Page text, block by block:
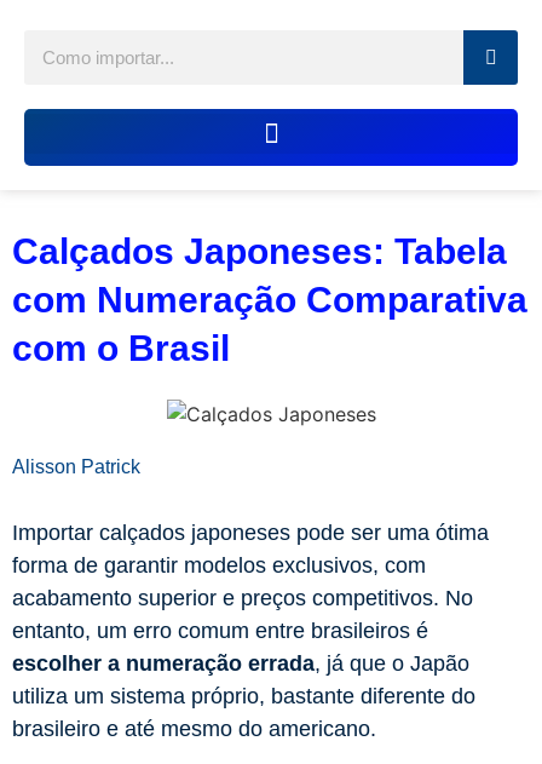
Calçados Japoneses: Tabela
com Numeração Comparativa
com o Brasil
Alisson Patrick
Importar calçados japoneses pode ser uma ótima
forma de garantir modelos exclusivos, com
acabamento superior e preços competitivos. No
entanto, um erro comum entre brasileiros é
escolher a numeração errada, já que o Japão
utiliza um sistema próprio, bastante diferente do
brasileiro e até mesmo do americano.